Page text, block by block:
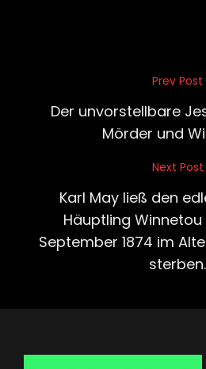
Post
Prev Post
Der unvorstellbare
Mörder und
Next Post
Karl May ließ den
Häuptling
September 1874 im
sterben.